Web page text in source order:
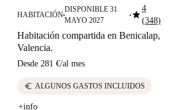
HABITACIÓN■
DISPONIBLE 31
MAYO 2027
■star4
(348)
Habitación compartida en Benicalap,
Valencia.
Desde 281 €/al mes
euro ALGUNOS GASTOS INCLUIDOS
+info